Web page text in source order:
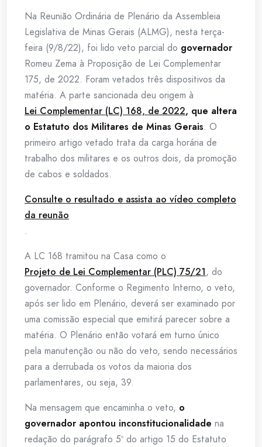
Na Reunião Ordinária de Plenário da Assembleia
Legislativa de Minas Gerais (ALMG), nesta terça-
feira (9/8/22), foi lido veto parcial do governador
Romeu Zema à Proposição de Lei Complementar
175, de 2022. Foram vetados três dispositivos da
matéria. A parte sancionada deu origem à
Lei Complementar (LC) 168, de 2022, que altera
o Estatuto dos Militares de Minas Gerais. O
primeiro artigo vetado trata da carga horária de
trabalho dos militares e os outros dois, da promoção
de cabos e soldados.
Consulte o resultado e assista ao vídeo completo
da reunão
.
A LC 168 tramitou na Casa como o
Projeto de Lei Complementar (PLC) 75/21, do
governador. Conforme o Regimento Interno, o veto,
após ser lido em Plenário, deverá ser examinado por
uma comissão especial que emitirá parecer sobre a
matéria. O Plenário então votará em turno único
pela manutenção ou não do veto, sendo necessários
para a derrubada os votos da maioria dos
parlamentares, ou seja, 39.
Na mensagem que encaminha o veto, o
governador apontou inconstitucionalidade na
redação do parágrafo 5º do artigo 15 do Estatuto